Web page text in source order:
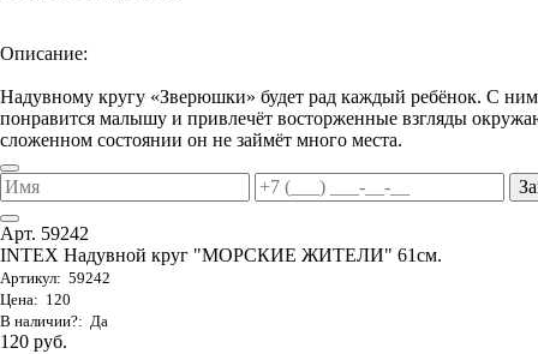
Описание:
Надувному кругу «Зверюшки» будет рад каждый ребёнок. С
понравится малышу и привлечёт восторженные взгляды
сложенном состоянии он не займёт много места.
Арт. 59242
INTEX Надувной круг "МОРСКИЕ ЖИТЕЛИ" 61см.
Артикул: 59242
Цена: 120
В наличии?: Да
120 руб.